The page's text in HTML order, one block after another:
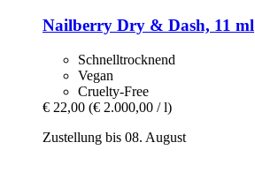
Nailberry Dry & Dash, 11 ml
Schnelltrocknend
Vegan
Cruelty-Free
€ 22,00 (€ 2.000,00 / l)
Zustellung bis 08. August